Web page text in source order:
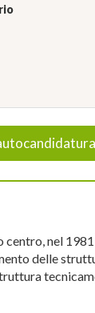
nel 1981
delle